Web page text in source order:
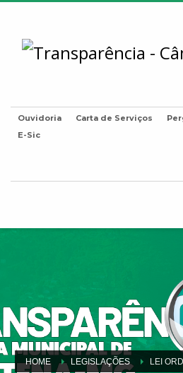
Ouvidoria Carta de Serviços
E-Sic
HOME LEGISLAÇÕES LEI